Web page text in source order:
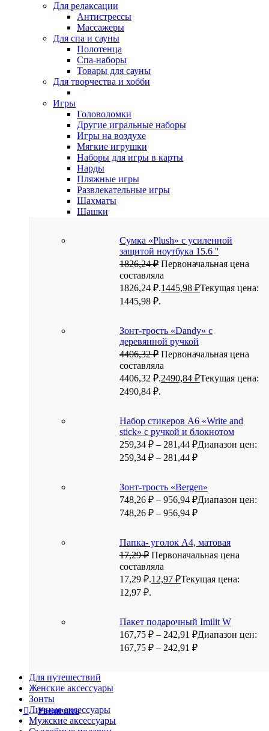
Для релаксации
Антистрессы
Массажеры
Для спа и сауны
Полотенца
Спа-наборы
Товары для сауны
Для творчества и хобби
Игры
Головоломки
Другие игральные наборы
Игры на воздухе
Мягкие игрушки
Наборы для игры в карты
Нарды
Пляжные игры
Развлекательные игры
Шахматы
Шашки
Сумка «Plush» c усиленной
защитой ноутбука 15.6 ''
1826,24₽ Первоначальная цена
составляла
1826,24 ₽.1445,98 ₽Текущая цена:
1445,98 ₽.
Зонт-трость «Dandy» с
деревянной ручкой
4406,32₽ Первоначальная цена
составляла
4406,32 ₽.2490,84 ₽Текущая цена:
2490,84 ₽.
Набор стикеров А6 «Write and
stick» с ручкой и блокнотом
259,34 ₽ – 281,44 ₽Диапазон цен:
259,34 ₽ – 281,44 ₽
Зонт-трость «Bergen»
748,26 ₽ – 956,94 ₽Диапазон цен:
748,26 ₽ – 956,94 ₽
Папка- уголок А4, матовая
17,29₽ Первоначальная цена
составляла
17,29 ₽.12,97 ₽Текущая цена:
12,97 ₽.
Пакет подарочный Imilit W
167,75 ₽ – 242,91 ₽Диапазон цен:
167,75 ₽ – 242,91 ₽
Для путешествий
Женские аксессуары
Зонты
Личные аксессуары
Мужские аксессуары
Увеличить